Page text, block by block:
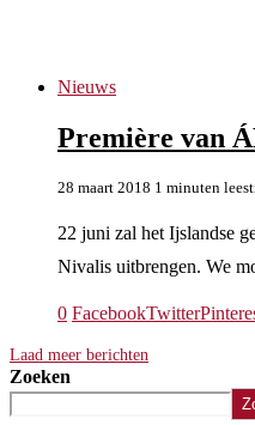
Nieuws
Première van
28 maart 2018 1 minuten
22 juni zal het Ijslandse
Nivalis uitbrengen. We
0 FacebookTwitter
Laad meer berichten
Zoeken